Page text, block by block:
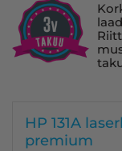
HP 131A
premium